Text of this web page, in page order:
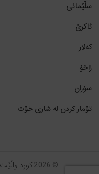
سڵێمانی
ئاکرێ
کەلار
زاخۆ
سۆران
تۆمار کردن لە شاری خۆت
© 2026 کورد واڵێت